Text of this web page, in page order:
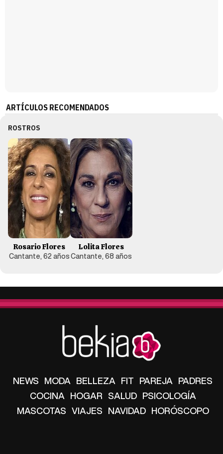
ARTÍCULOS RECOMENDADOS
ROSTROS
Rosario Flores
Cantante, 62 años
Lolita Flores
Cantante, 68 años
NEWS MODA BELLEZA FIT PAREJA PADRES
COCINA HOGAR SALUD PSICOLOGÍA
MASCOTAS VIAJES NAVIDAD HORÓSCOPO